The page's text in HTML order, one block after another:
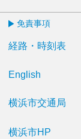
免責事項
経路・時刻表
English
横浜市交通局
横浜市HP